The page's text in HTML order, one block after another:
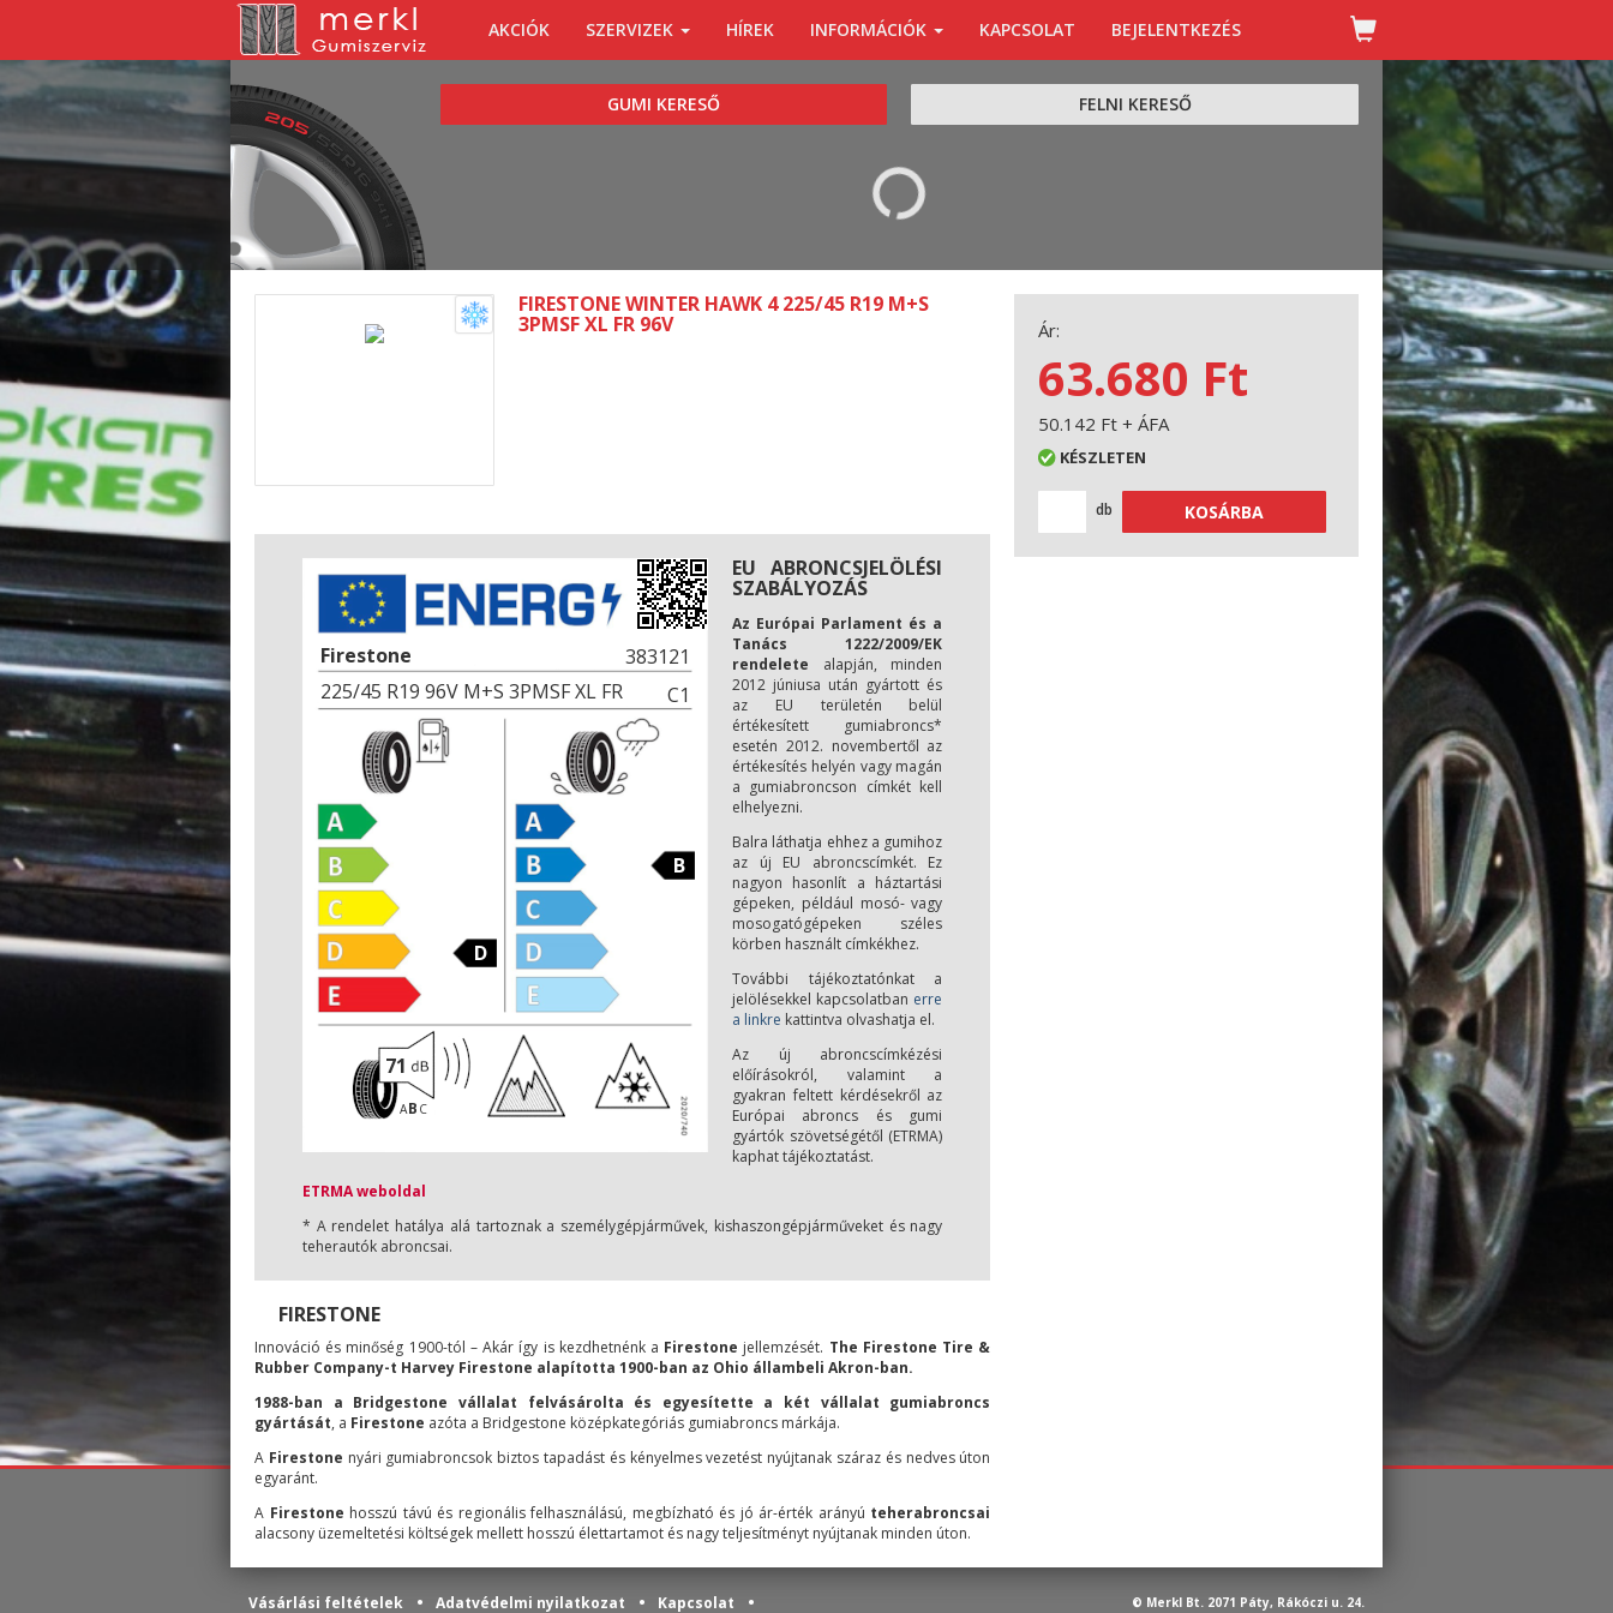
AKCIÓK SZERVIZEK HÍREK INFORMÁCIÓK KAPCSOLAT BEJELENTKEZÉS
GUMI KERESŐ FELNI KERESŐ
KERESÉS
FIRESTONE WINTER HAWK 4 225/45 R19 M+S
3PMSF XL FR 96V
Firestone
383121
225/45 R19 96V M+S 3PMSF XL FR
C1
D
B
AB C
71
EU ABRONCSJELÖLÉSI
SZABÁLYOZÁS
Az Európai Parlament és a
Tanács 1222/2009/EK
rendelete alapján, minden
2012 júniusa után gyártott és
az EU területén belül
értékesített gumiabroncs*
esetén 2012. novembertől az
értékesítés helyén vagy magán
a gumiabroncson címkét kell
elhelyezni.
Balra láthatja ehhez a gumihoz
az új EU abroncscímkét. Ez
nagyon hasonlít a háztartási
gépeken, például mosó- vagy
mosogatógépeken széles
körben használt címkékhez.
További tájékoztatónkat a
jelölésekkel kapcsolatban erre
a linkre kattintva olvashatja el.
Az új abroncscímkézési
előírásokról, valamint a
gyakran feltett kérdésekről az
Európai abroncs és gumi
gyártók szövetségétől (ETRMA)
kaphat tájékoztatást.
ETRMA weboldal
* A rendelet hatálya alá tartoznak a személygépjárművek, kishaszongépjárműveket és nagy
teherautók abroncsai.
FIRESTONE
Innováció és minőség 1900-tól – Akár így is kezdhetnénk a Firestone jellemzését. The Firestone Tire &
Rubber Company-t Harvey Firestone alapította 1900-ban az Ohio állambeli Akron-ban.
1988-ban a Bridgestone vállalat felvásárolta és egyesítette a két vállalat gumiabroncs
gyártását, a Firestone azóta a Bridgestone középkategóriás gumiabroncs márkája.
A Firestone nyári gumiabroncsok biztos tapadást és kényelmes vezetést nyújtanak száraz és nedves úton
egyaránt.
A Firestone hosszú távú és regionális felhasználású, megbízható és jó ár-érték arányú teherabroncsai
alacsony üzemeltetési költségek mellett hosszú élettartamot és nagy teljesítményt nyújtanak minden úton.
Ár:
63.680 Ft
50.142 Ft + ÁFA
KÉSZLETEN
db KOSÁRBA
Vásárlási feltételek • Adatvédelmi nyilatkozat • Kapcsolat •
© Merkl Bt. 2071 Páty, Rákóczi u. 24.